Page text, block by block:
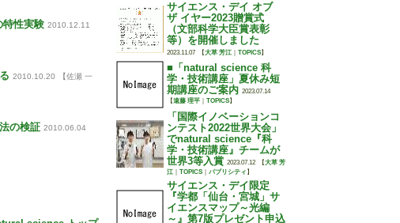
特性実験 2010.12.11
2010.10.20
【佐瀬 一
の検証 2010.06.04
サイエンス・デイ オブ
ザ イヤー2023贈賞式
（文部科学大臣賞表彰
等）を開催しました
2023.11.07 【大草 芳江 TOPICS】
■「natural science 科
学・技術講座」夏休み短
期講座のご案内 2023.07.14
【遠藤 理平 TOPICS】
「国際イノベーションコ
ンテスト2022世界大会」
でnatural science『科
学・技術講座』チームが
世界3等入賞 2023.07.12 【大草 芳
江
TOPICS パブリシティ 】
サイエンス・デイ限定
『学都「仙台・宮城」サ
イエンスマップ～光編
～』第7版プレゼント申込